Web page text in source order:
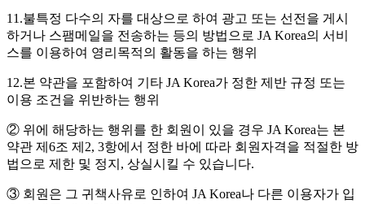
11.불특정 다수의 자를 대상으로 하여 광고 또는 선전을 게시
하거나 스팸메일을 전송하는 등의 방법으로 JA Korea의 서비
스를 이용하여 영리목적의 활동을 하는 행위
12.본 약관을 포함하여 기타 JA Korea가 정한 제반 규정 또는
이용 조건을 위반하는 행위
② 위에 해당하는 행위를 한 회원이 있을 경우 JA Korea는 본
약관 제6조 제2, 3항에서 정한 바에 따라 회원자격을 적절한 방
법으로 제한 및 정지, 상실시킬 수 있습니다.
③ 회원은 그 귀책사유로 인하여 JA Korea나 다른 이용자가 입